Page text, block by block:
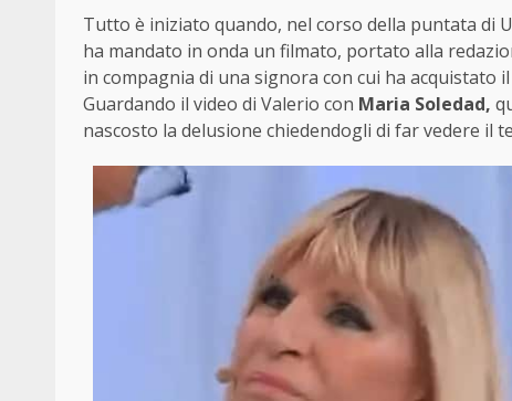
Tutto è iniziato quando, nel corso della puntata di
ha mandato in onda un filmato, portato alla
in compagnia di una signora con cui ha acquistato
Guardando il video di Valerio con Maria Soledad,
nascosto la delusione chiedendogli di far vedere il